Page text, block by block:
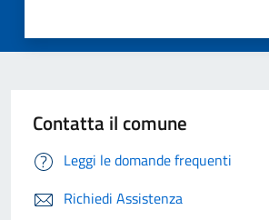
Contatta il comune
Leggi le domande frequenti
Richiedi Assistenza